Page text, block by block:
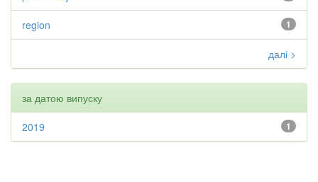
1
region
далі >
за датою випуску
1
2019